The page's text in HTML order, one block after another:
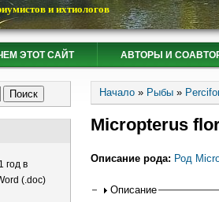
и ихтиологов
ЭТОТ САЙТ АВТОРЫ И
год в
(.doc)
Вы здесь
Начало » Рыбы »
Micropterus
Описание рода: Род
Описание